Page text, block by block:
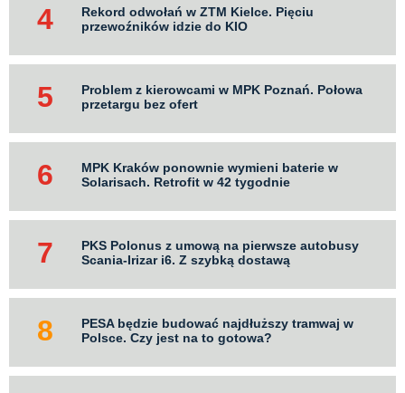
Rekord odwołań w ZTM Kielce. Pięciu
przewoźników idzie do KIO
Problem z kierowcami w MPK Poznań. Połowa
przetargu bez ofert
MPK Kraków ponownie wymieni baterie w
Solarisach. Retrofit w 42 tygodnie
PKS Polonus z umową na pierwsze autobusy
Scania-Irizar i6. Z szybką dostawą
PESA będzie budować najdłuższy tramwaj w
Polsce. Czy jest na to gotowa?